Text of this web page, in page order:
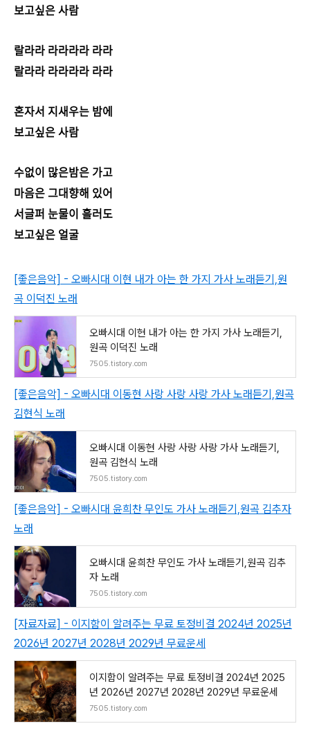
보고싶은 사람
랄라라 라라라라 라라
랄라라 라라라라 라라
혼자서 지새우는 밤에
보고싶은 사람
수없이 많은밤은 가고
마음은 그대향해 있어
서글퍼 눈물이 흘러도
보고싶은 얼굴
[좋은음악] - 오빠시대 이현 내가 아는 한 가지 가사 노래듣기,원
곡 이덕진 노래
오빠시대 이현 내가 아는 한 가지 가사 노래듣기,
원곡 이덕진 노래
7505.tistory.com
[좋은음악] - 오빠시대 이동현 사랑 사랑 사랑 가사 노래듣기,원곡
김현식 노래
오빠시대 이동현 사랑 사랑 사랑 가사 노래듣기,
원곡 김현식 노래
7505.tistory.com
[좋은음악] - 오빠시대 윤희찬 무인도 가사 노래듣기,원곡 김추자
노래
오빠시대 윤희찬 무인도 가사 노래듣기,원곡 김추
자 노래
7505.tistory.com
[자료자료] - 이지함이 알려주는 무료 토정비결 2024년 2025년
2026년 2027년 2028년 2029년 무료운세
이지함이 알려주는 무료 토정비결 2024년 2025
년 2026년 2027년 2028년 2029년 무료운세
7505.tistory.com